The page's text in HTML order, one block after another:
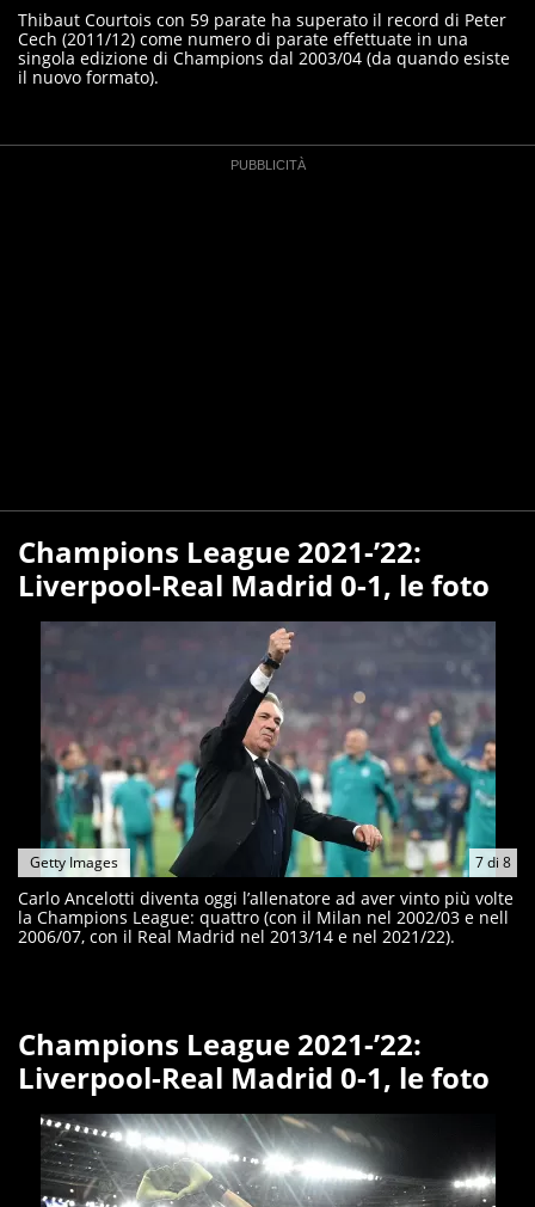
Thibaut Courtois con 59 parate ha superato il record di Peter
Cech (2011/12) come numero di parate effettuate in una
singola edizione di Champions dal 2003/04 (da quando esiste
il nuovo formato).
Champions League 2021-’22:
Liverpool-Real Madrid 0-1, le foto
7di 8
Getty Images
Carlo Ancelotti diventa oggi l’allenatore ad aver vinto più volte
la Champions League: quattro (con il Milan nel 2002/03 e nell
2006/07, con il Real Madrid nel 2013/14 e nel 2021/22).
Champions League 2021-’22:
Liverpool-Real Madrid 0-1, le foto